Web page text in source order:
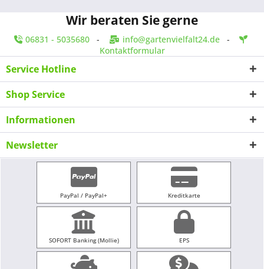
Wir beraten Sie gerne
06831 - 5035680- info@gartenvielfalt24.de-
Kontaktformular
Service Hotline
Shop Service
Informationen
Newsletter
PayPal / PayPal+ Kreditkarte
SOFORT Banking (Mollie) EPS